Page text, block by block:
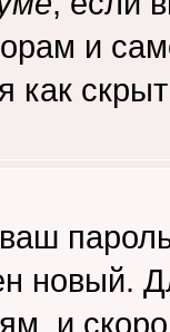
и
как
новый.
и